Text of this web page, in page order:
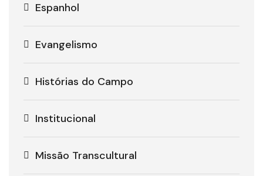
Espanhol
Evangelismo
Histórias do Campo
Institucional
Missão Transcultural